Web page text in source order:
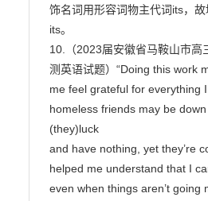
饰名词用形容词物主代词its，故
its。
10.（2023届安徽省马鞍山市高
测英语试题）“Doing this work
me feel grateful for everything
homeless friends may be down
(they)luck
and have nothing, yet they’re
helped me understand that I
even when things aren’t going